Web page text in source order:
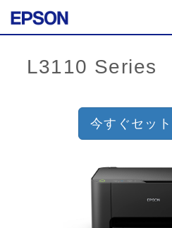
今すぐセッ